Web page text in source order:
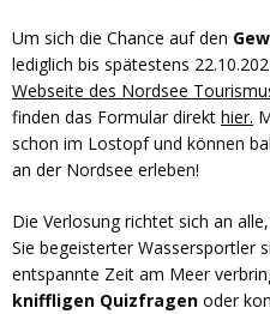
Um sich die Chance auf den
lediglich bis spätestens
Webseite des Nordsee
finden das Formular direkt hier.
schon im Lostopf und können
an der Nordsee erleben!
Die Verlosung richtet sich an
Sie begeisterter Wassersportler
entspannte Zeit am Meer
kniffligen Quizfragen oder